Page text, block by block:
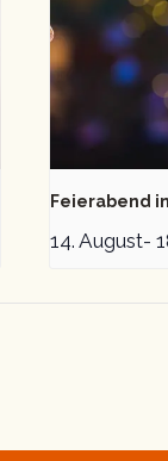
Feierabend
14. August-